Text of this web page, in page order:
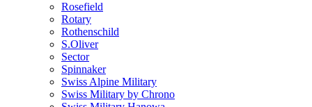
Rosefield
Rotary
Rothenschild
S.Oliver
Sector
Spinnaker
Swiss Alpine Military
Swiss Military by Chrono